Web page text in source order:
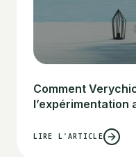
Comment
l’expérimentation
LIRE L'ARTICLE